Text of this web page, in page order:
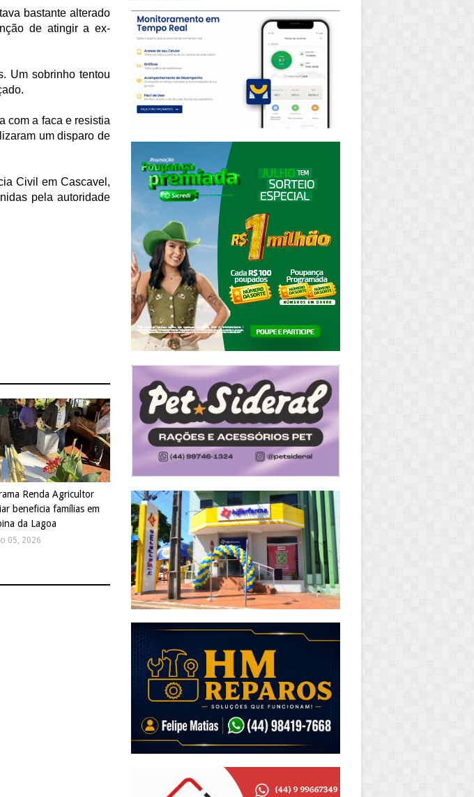
bastante alterado
de atingir a ex-
Um sobrinho tentou
com a faca e resistia
um disparo de
Civil em Cascavel,
pela autoridade
Renda Agricultor
beneficia famílias em
da Lagoa
05, 2026